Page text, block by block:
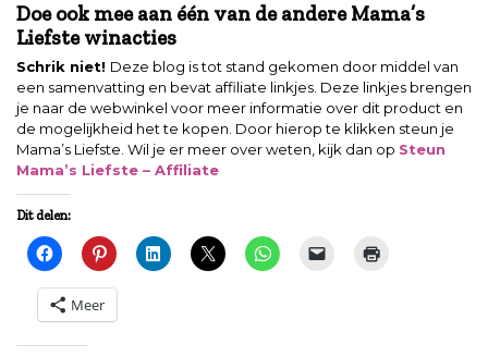
Doe ook mee aan één van de andere Mama’s
Liefste winacties
Schrik niet! Deze blog is tot stand gekomen door middel van
een samenvatting en bevat affiliate linkjes. Deze linkjes brengen
je naar de webwinkel voor meer informatie over dit product en
de mogelijkheid het te kopen. Door hierop te klikken steun je
Mama’s Liefste. Wil je er meer over weten, kijk dan op Steun
Mama’s Liefste – Affiliate
Dit delen:
Meer